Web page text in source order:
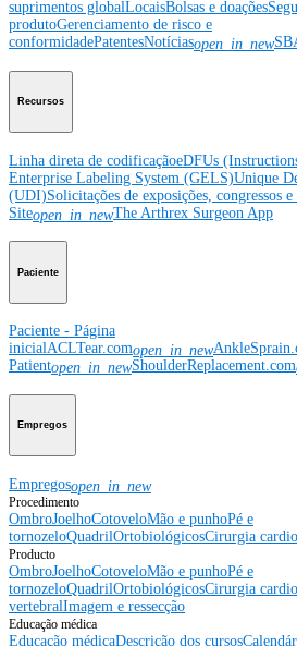
suprimentos globalLocaisBolsas e doações
produtoGerenciamento de risco e
conformidadePatentesNotíciasopen_in_new
Recursos
Linha direta de codificaçãoeDFUs
Enterprise Labeling System (GELS)Unique
(UDI)Solicitações de exposições, congressos
Siteopen_in_newThe Arthrex Surgeon App
Paciente
Paciente - Página
inicialACLTear.comopen_in_new
Patientopen_in_newShoulderReplacement.com
Empregos
Empregosopen_in_new
Procedimento
OmbroJoelhoCotoveloMão e punhoPé e
tornozeloQuadrilOrtobiológicosCirurgia
Producto
OmbroJoelhoCotoveloMão e punhoPé e
tornozeloQuadrilOrtobiológicosCirurgia
vertebralImagem e ressecção
Educação médica
Educação médicaDescrição dos cursos